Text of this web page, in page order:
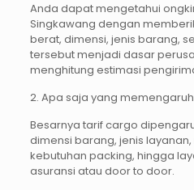
Anda dapat mengetahui
Singkawang dengan
berat, dimensi, jenis barang,
tersebut menjadi dasar
menghitung estimasi
2. Apa saja yang
Besarnya tarif cargo
dimensi barang, jenis
kebutuhan packing, hingga
asuransi atau door to door.